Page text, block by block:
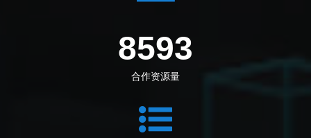
9309
合作资源量